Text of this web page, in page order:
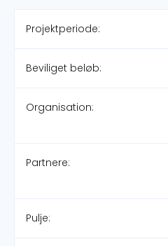
Projektperiode:
Beviliget beløb:
Organisation:
Partnere:
Pulje: